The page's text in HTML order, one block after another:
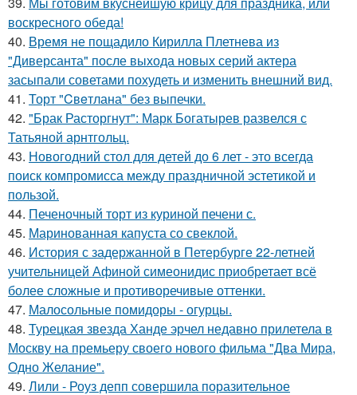
воскресного обеда!
40. Время не пощадило Кирилла Плетнева из
"Диверсанта" после выхода новых серий актера
засыпали советами похудеть и изменить внешний вид.
41. Торт "Cвeтлана" без выпечки.
42. "Брак Расторгнут": Марк Богатырев развелся с
Татьяной арнтгольц.
43. Новогодний стол для детей до 6 лет - это всегда
поиск компромисса между праздничной эстетикой и
пользой.
44. Печеночный торт из куриной печени с.
45. Маринованная капуста со свеклой.
46. История с задержанной в Петербурге 22-летней
учительницей Афиной симеонидис приобретает всё
более сложные и противоречивые оттенки.
47. Малосольные помидоры - огурцы.
48. Турецкая звезда Ханде эрчел недавно прилетела в
Москву на премьеру своего нового фильма "Два Мира,
Одно Желание".
49. Лили - Роуз депп совершила поразительное